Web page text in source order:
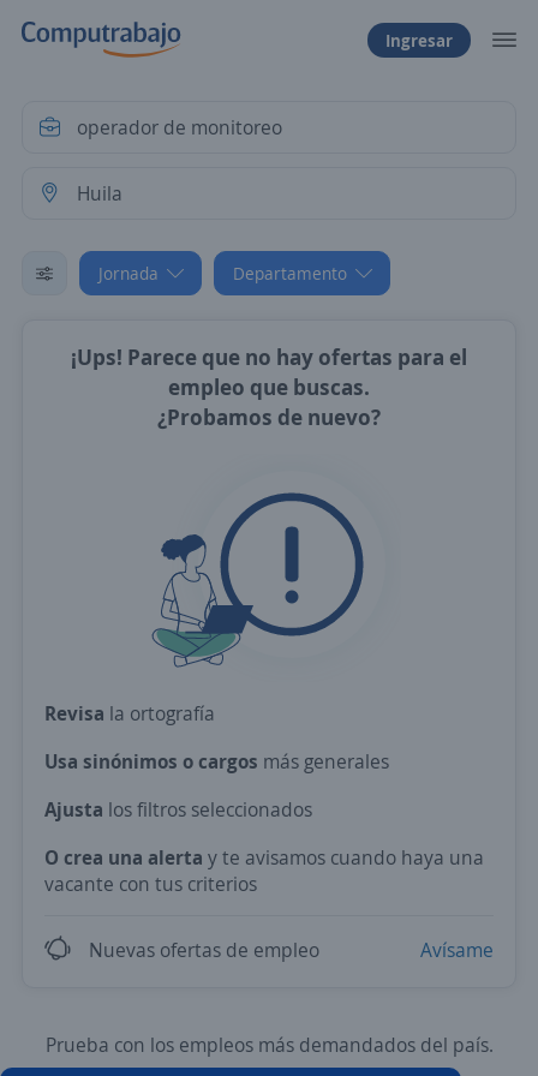
Ingresar
Jornada Departamento
¡Ups! Parece que no hay ofertas para el
empleo que buscas.
¿Probamos de nuevo?
Revisa la ortografía
Usa sinónimos o cargos más generales
Ajusta los filtros seleccionados
O crea una alerta y te avisamos cuando haya una
vacante con tus criterios
Nuevas ofertas de empleo Avísame
Prueba con los empleos más demandados del país.